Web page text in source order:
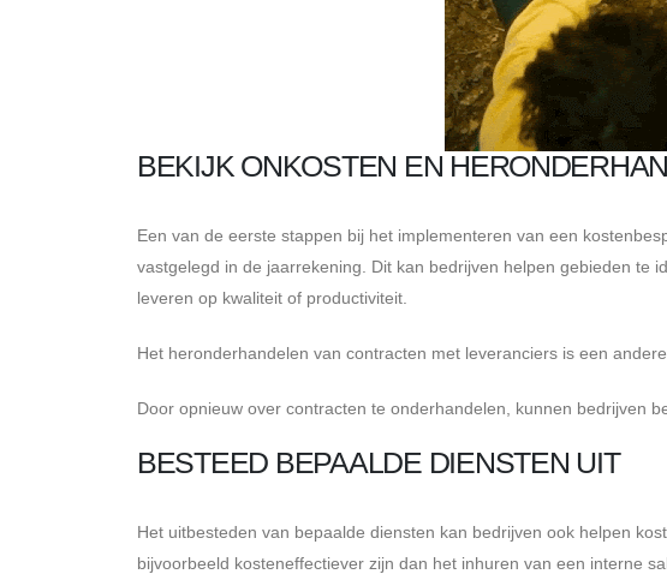
BEKIJK ONKOSTEN EN
Een van de eerste stappen bij het implementeren van een
vastgelegd in de jaarrekening. Dit kan bedrijven helpen gebieden te
leveren op kwaliteit of productiviteit.
Het heronderhandelen van contracten met leveranciers is een
Door opnieuw over contracten te onderhandelen, kunnen bedrijven
BESTEED BEPAALDE DIENSTEN UIT
Het uitbesteden van bepaalde diensten kan bedrijven ook helpen
bijvoorbeeld kosteneffectiever zijn dan het inhuren van een interne